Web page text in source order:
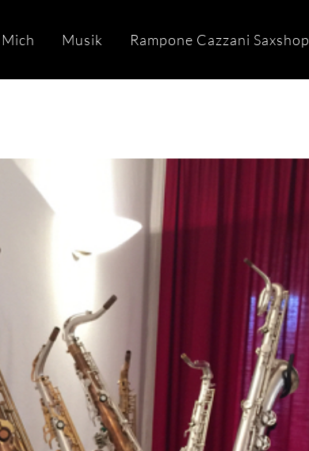
Musik Rampone Cazzani Saxshop